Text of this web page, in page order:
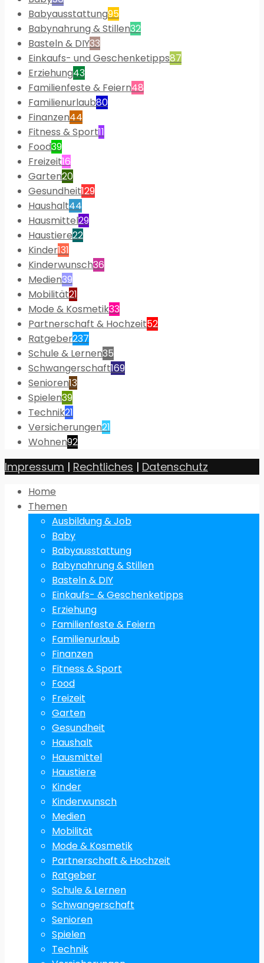
Babyausstattung95
Babynahrung & Stillen32
Basteln & DIY33
Einkaufs- und Geschenketipps87
Erziehung43
Familienfeste & Feiern48
Familienurlaub80
Finanzen44
Fitness & Sport11
Food39
Freizeit16
Garten20
Gesundheit129
Haushalt44
Hausmittel29
Haustiere22
Kinder131
Kinderwunsch36
Medien39
Mobilität21
Mode & Kosmetik33
Partnerschaft & Hochzeit52
Ratgeber237
Schule & Lernen35
Schwangerschaft169
Senioren13
Spielen39
Technik21
Versicherungen21
Wohnen92
Impressum | Rechtliches | Datenschutz
Home
Themen
Ausbildung & Job
Baby
Babyausstattung
Babynahrung & Stillen
Basteln & DIY
Einkaufs- & Geschenketipps
Erziehung
Familienfeste & Feiern
Familienurlaub
Finanzen
Fitness & Sport
Food
Freizeit
Garten
Gesundheit
Haushalt
Hausmittel
Haustiere
Kinder
Kinderwunsch
Medien
Mobilität
Mode & Kosmetik
Partnerschaft & Hochzeit
Ratgeber
Schule & Lernen
Schwangerschaft
Senioren
Spielen
Technik